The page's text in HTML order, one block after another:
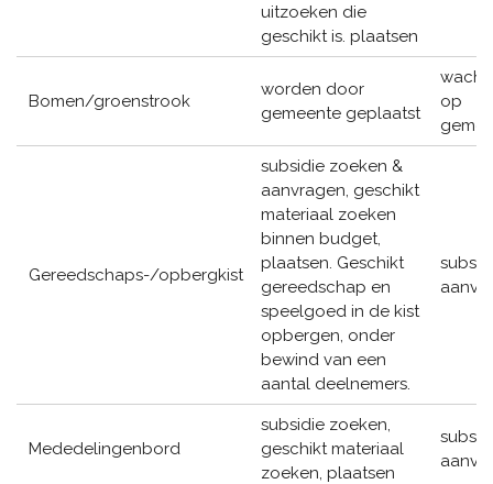
uitzoeken die
geschikt is. plaatsen
Bomen/groenstrook
worden door
gemeente geplaatst
op
Gereedschaps-/opbergkist
subsidie zoeken &
aanvragen, geschikt
materiaal zoeken
binnen budget,
plaatsen. Geschikt
gereedschap en
speelgoed in de kist
opbergen, onder
bewind van een
aantal deelnemers.
Mededelingenbord
subsidie zoeken,
geschikt materiaal
zoeken, plaatsen